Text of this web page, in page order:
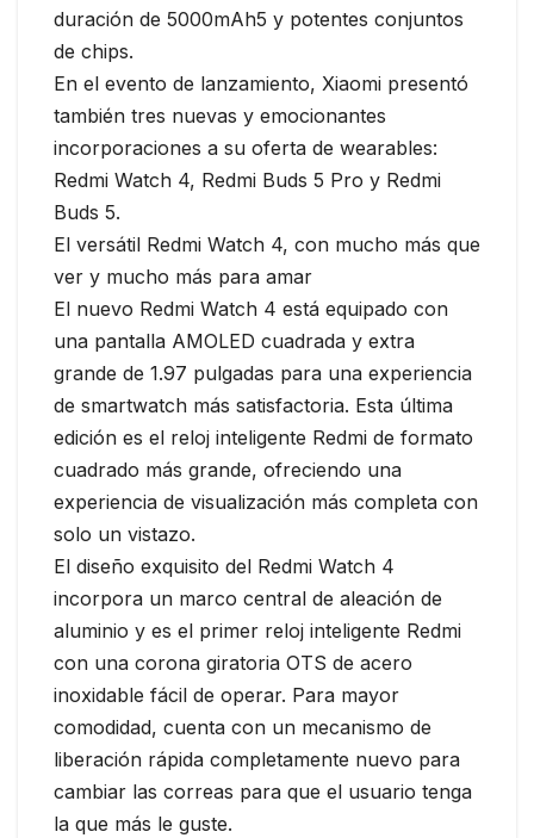
duración de 5000mAh5 y potentes conjuntos
de chips.
En el evento de lanzamiento, Xiaomi presentó
también tres nuevas y emocionantes
incorporaciones a su oferta de wearables:
Redmi Watch 4, Redmi Buds 5 Pro y Redmi
Buds 5.
El versátil Redmi Watch 4, con mucho más que
ver y mucho más para amar
El nuevo Redmi Watch 4 está equipado con
una pantalla AMOLED cuadrada y extra
grande de 1.97 pulgadas para una experiencia
de smartwatch más satisfactoria. Esta última
edición es el reloj inteligente Redmi de formato
cuadrado más grande, ofreciendo una
experiencia de visualización más completa con
solo un vistazo.
El diseño exquisito del Redmi Watch 4
incorpora un marco central de aleación de
aluminio y es el primer reloj inteligente Redmi
con una corona giratoria OTS de acero
inoxidable fácil de operar. Para mayor
comodidad, cuenta con un mecanismo de
liberación rápida completamente nuevo para
cambiar las correas para que el usuario tenga
la que más le guste.